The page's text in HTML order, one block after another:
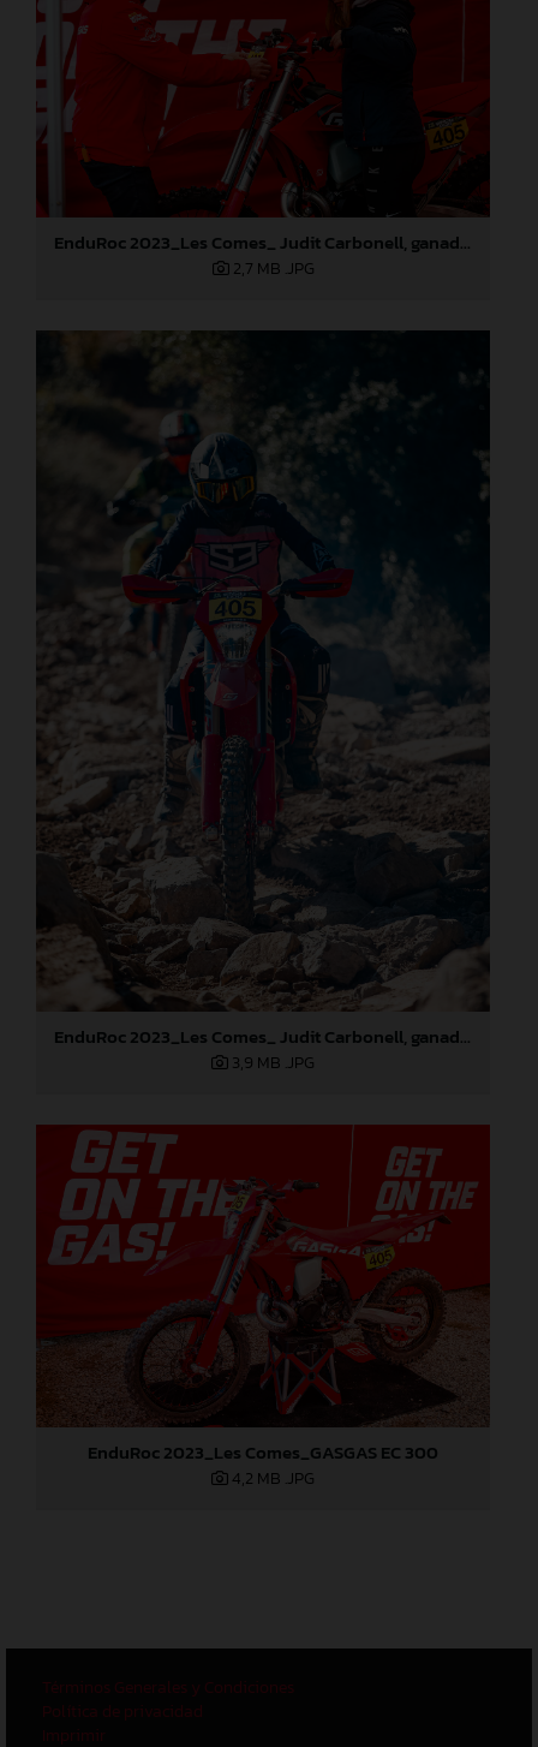
EnduRoc 2023_Les Comes_ Judit Carbonell, ganadora del concurso GASGAS
2,7 MB .JPG
EnduRoc 2023_Les Comes_ Judit Carbonell, ganadora del concurso GASGAS
3,9 MB .JPG
EnduRoc 2023_Les Comes_GASGAS EC 300
4,2 MB .JPG
Términos Generales y Condiciones
Política de privacidad
Imprimir